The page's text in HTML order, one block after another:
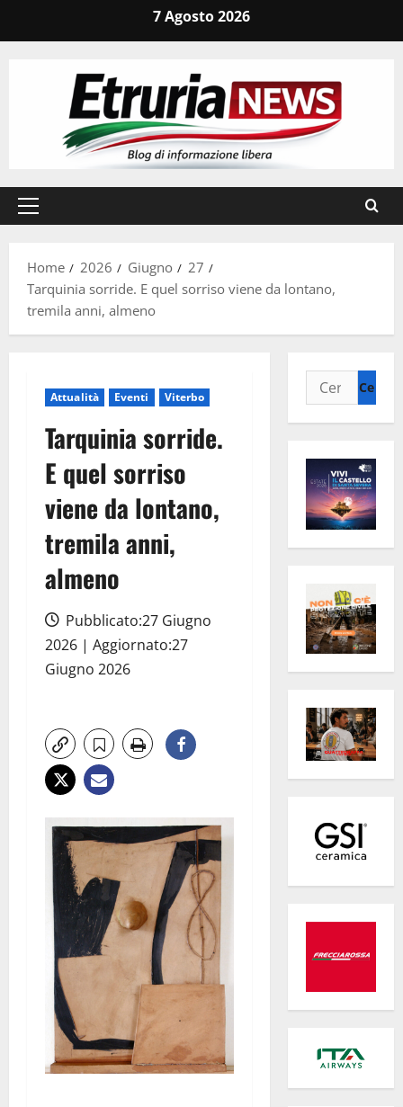
7 Agosto 2026
Menu
Home
2026 Giugno
27
Tarquinia sorride. E quel sorriso viene da lontano,
tremila anni, almeno
Attualità Eventi Viterbo
Tarquinia sorride.
E quel sorriso
viene da lontano,
tremila anni,
almeno
Pubblicato:27 Giugno
2026 | Aggiornato:27
Giugno 2026
Ricerca
per: